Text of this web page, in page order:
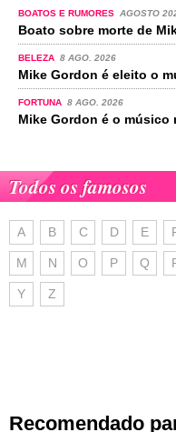
BOATOS E RUMORES AGOSTO
Boato sobre morte de
BELEZA 8 AGO. 2026
Mike Gordon é eleito o
FORTUNA 8 AGO. 2026
Mike Gordon é o músico
Todos os famosos
A B C D E
M N O P Q
Y Z
Recomendado